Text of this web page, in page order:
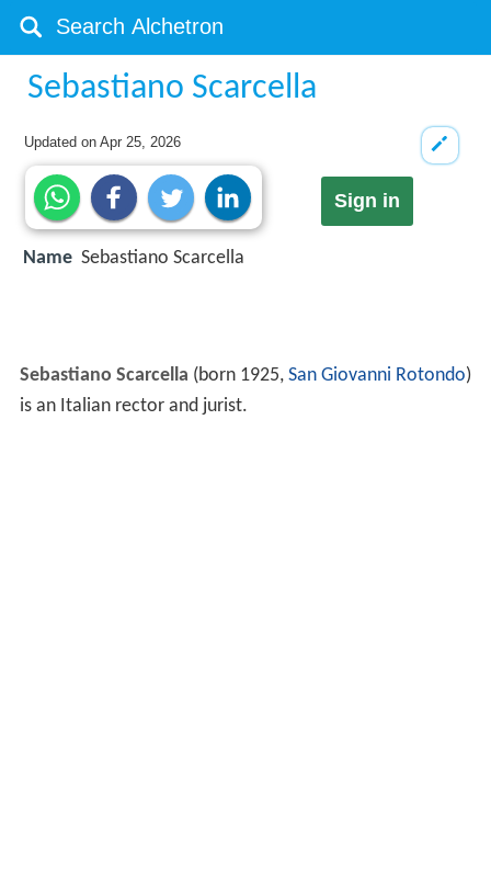
Sebastiano Scarcella
Updated onApr 25, 2026
Sign in
Name Sebastiano Scarcella
Sebastiano Scarcella (born 1925, San Giovanni Rotondo)
is an Italian rector and jurist.